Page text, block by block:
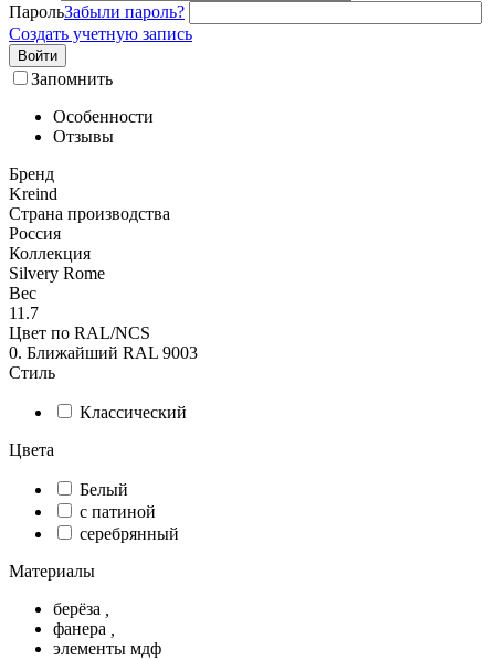
ПарольЗабыли пароль?
Создать учетную запись
Войти
Запомнить
Особенности
Отзывы
Бренд
Kreind
Страна производства
Россия
Коллекция
Silvery Rome
Вес
11.7
Цвет по RAL/NCS
0. Ближайший RAL 9003
Стиль
Классический
Цвета
Белый
с патиной
серебрянный
Материалы
берёза
фанера
элементы мдф